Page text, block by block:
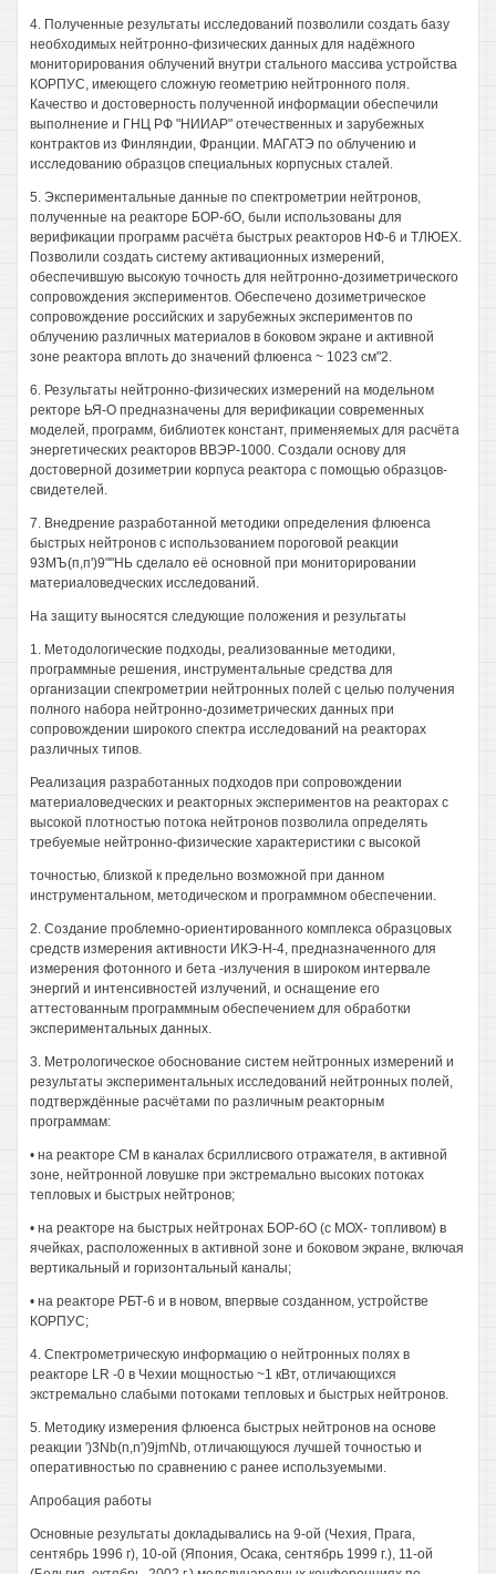
4. Полученные результаты исследований позволили создать базу
необходимых нейтронно-физических данных для надёжного
мониторирования облучений внутри стального массива устройства
КОРПУС, имеющего сложную геометрию нейтронного поля.
Качество и достоверность полученной информации обеспечили
выполнение и ГНЦ РФ "НИИАР" отечественных и зарубежных
контрактов из Финляндии, Франции. МАГАТЭ по облучению и
исследованию образцов специальных корпусных сталей.
5. Экспериментальные данные по спектрометрии нейтронов,
полученные на реакторе БОР-бО, были использованы для
верификации программ расчёта быстрых реакторов НФ-6 и ТЛЮЕХ.
Позволили создать систему активационных измерений,
обеспечившую высокую точность для нейтронно-дозиметрического
сопровождения экспериментов. Обеспечено дозиметрическое
сопровождение российских и зарубежных экспериментов по
облучению различных материалов в боковом экране и активной
зоне реактора вплоть до значений флюенса ~ 1023 см"2.
6. Результаты нейтронно-физических измерений на модельном
ректоре ЬЯ-О предназначены для верификации современных
моделей, программ, библиотек констант, применяемых для расчёта
энергетических реакторов ВВЭР-1000. Создали основу для
достоверной дозиметрии корпуса реактора с помощью образцов-
свидетелей.
7. Внедрение разработанной методики определения флюенса
быстрых нейтронов с использованием пороговой реакции
93МЪ(п,п')9""НЬ сделало её основной при мониторировании
материаловедческих исследований.
На защиту выносятся следующие положения и результаты
1. Методологические подходы, реализованные методики,
программные решения, инструментальные средства для
организации спекгрометрии нейтронных полей с целью получения
полного набора нейтронно-дозиметрических данных при
сопровождении широкого спектра исследований на реакторах
различных типов.
Реализация разработанных подходов при сопровождении
материаловедческих и реакторных экспериментов на реакторах с
высокой плотностью потока нейтронов позволила определять
требуемые нейтронно-физические характеристики с высокой
точностью, близкой к предельно возможной при данном
инструментальном, методическом и программном обеспечении.
2. Создание проблемно-ориентированного комплекса образцовых
средств измерения активности ИКЭ-Н-4, предназначенного для
измерения фотонного и бета -излучения в широком интервале
энергий и интенсивностей излучений, и оснащение его
аттестованным программным обеспечением для обработки
экспериментальных данных.
3. Метрологическое обоснование систем нейтронных измерений и
результаты экспериментальных исследований нейтронных полей,
подтверждённые расчётами по различным реакторным
программам:
• на реакторе СМ в каналах бсриллисвого отражателя, в активной
зоне, нейтронной ловушке при экстремально высоких потоках
тепловых и быстрых нейтронов;
• на реакторе на быстрых нейтронах БОР-бО (с МОХ- топливом) в
ячейках, расположенных в активной зоне и боковом экране, включая
вертикальный и горизонтальный каналы;
• на реакторе РБТ-6 и в новом, впервые созданном, устройстве
КОРПУС;
4. Спектрометрическую информацию о нейтронных полях в
реакторе LR -0 в Чехии мощностью ~1 кВт, отличающихся
экстремально слабыми потоками тепловых и быстрых нейтронов.
5. Методику измерения флюенса быстрых нейтронов на основе
реакции ')3Nb(n,n')9jmNb, отличающуюся лучшей точностью и
оперативностью по сравнению с ранее используемыми.
Апробация работы
Основные результаты докладывались на 9-ой (Чехия, Прага,
сентябрь 1996 г), 10-ой (Япония, Осака, сентябрь 1999 г.), 11-ой